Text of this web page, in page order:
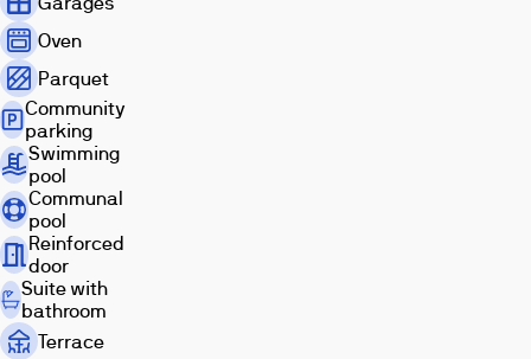
y
cercanía
a
servicios,
comercios
y
conexiones
clave,
facilitando
el
día
a
día.
Oven
Parquet
Community
parking
Swimming
pool
Communal
pool
Reinforced
door
Suite with
bathroom
Terrace